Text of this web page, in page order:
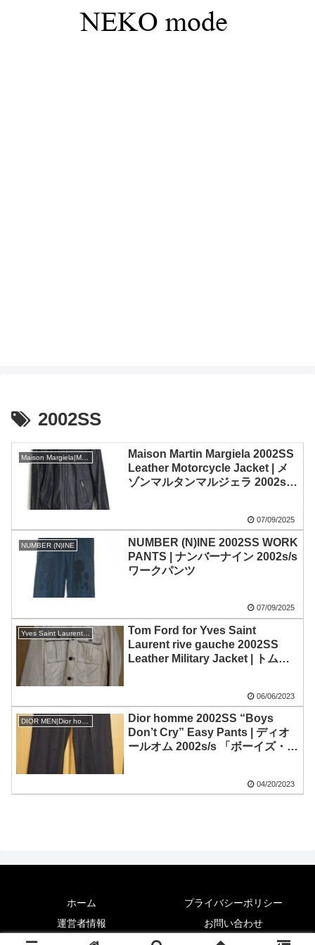
2002SS
Maison Margiela|Martin Margiela
Maison Martin Margiela 2002SS
Leather Motorcycle Jacket | メ
ゾンマルタンマルジェラ 2002s/s
07/09/2025
NUMBER (N)INE
NUMBER (N)INE 2002SS WORK
PANTS | ナンバーナイン 2002s/s
ワークパンツ
07/09/2025
Yves Saint Laurent rive gauche
Tom Ford for Yves Saint
Laurent rive gauche 2002SS
Leather Military Jacket | トムフ
06/06/2023
DIOR MEN|Dior homme
Dior homme 2002SS “Boys
Don’t Cry” Easy Pants | ディオ
ールオム 2002s/s 「ボーイズ・ド
04/20/2023
ホーム
プライバシーポリシー
運営者情報
お問い合わせ